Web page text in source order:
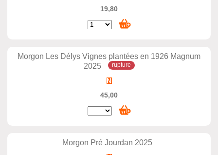
19,80
Morgon Les Délys Vignes plantées en 1926 Magnum
2025
45,00
Morgon Pré Jourdan 2025